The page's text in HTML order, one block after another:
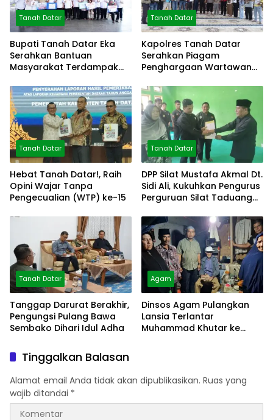
Tanah Datar
Bupati Tanah Datar Eka
Serahkan Bantuan
Masyarakat Terdampak
Tanah Datar
Kapolres Tanah Datar
Serahkan Piagam
Penghargaan Wartawan
Tanah Datar
Hebat Tanah Datar!, Raih
Opini Wajar Tanpa
Pengecualian (WTP) ke-15
Tanah Datar
DPP Silat Mustafa Akmal Dt.
Sidi Ali, Kukuhkan Pengurus
Perguruan Silat Taduang
Tanah Datar
Tanggap Darurat Berakhir,
Pengungsi Pulang Bawa
Sembako Dihari Idul Adha
Agam
Dinsos Agam Pulangkan
Lansia Terlantar
Muhammad Khutar ke
Tinggalkan Balasan
Alamat email Anda tidak akan dipublikasikan. Ruas yang
wajib ditandai *